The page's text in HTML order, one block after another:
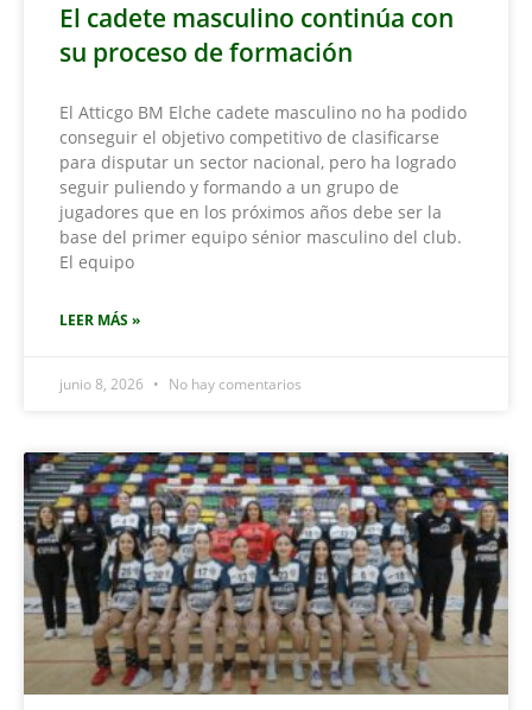
El cadete masculino continúa con
su proceso de formación
El Atticgo BM Elche cadete masculino no ha podido
conseguir el objetivo competitivo de clasificarse
para disputar un sector nacional, pero ha logrado
seguir puliendo y formando a un grupo de
jugadores que en los próximos años debe ser la
base del primer equipo sénior masculino del club.
El equipo
LEER MÁS »
junio 8, 2026 No hay comentarios